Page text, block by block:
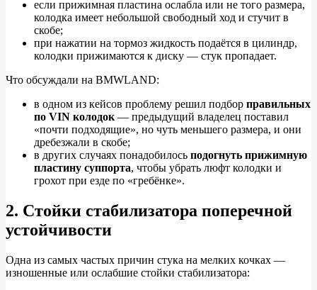
если прижимная пластина ослабла или не того размера,
колодка имеет небольшой свободный ход и стучит в
скобе;
при нажатии на тормоз жидкость подаётся в цилиндр,
колодки прижимаются к диску — стук пропадает.
Что обсуждали на BMWLAND:
в одном из кейсов проблему решил подбор правильных
по VIN колодок — предыдущий владелец поставил
«почти подходящие», но чуть меньшего размера, и они
дребезжали в скобе;
в других случаях понадобилось подогнуть прижимную
пластину суппорта, чтобы убрать люфт колодки и
грохот при езде по «гребёнке».
2. Стойки стабилизатора поперечной
устойчивости
Одна из самых частых причин стука на мелких кочках —
изношенные или ослабшие стойки стабилизатора: